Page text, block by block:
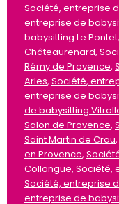
Société, entreprise
entreprise de
babysitting Le Pontet,
Châteaurenard,
Rémy de Provence,
Arles, Société,
entreprise de
de babysitting
Salon de Provence,
Saint Martin de Crau,
en Provence,
Collongue, Société,
Société, entreprise
entreprise de